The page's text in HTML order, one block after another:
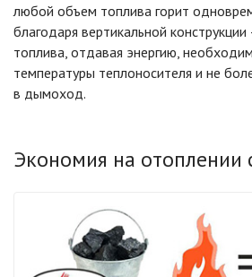
любой объем топлива горит
благодаря вертикальной конструкции
топлива, отдавая энергию,
температуры теплоносителя и не
в дымоход.
Экономия на отоплении